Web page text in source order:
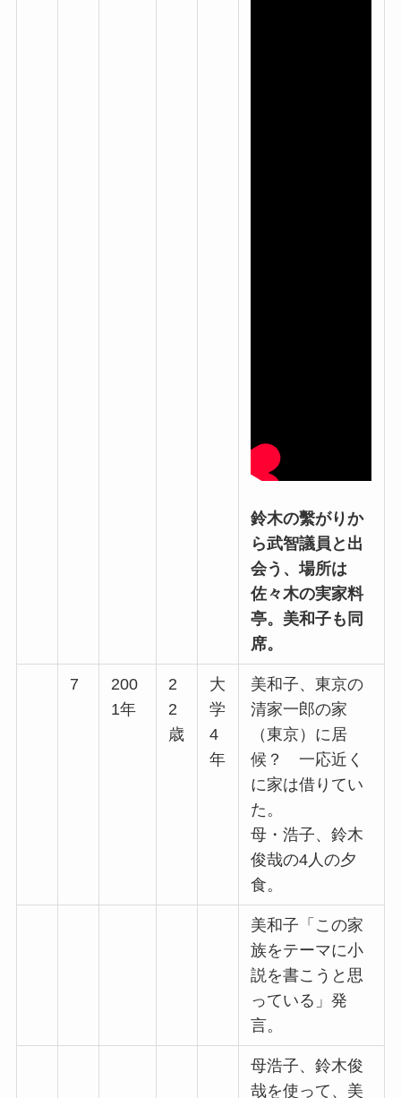
鈴木の繫がりか
ら武智議員と出
会う、場所は
佐々木の実家料
亭。美和子も同
席。
7
200
1年
2
2
歳
大
学
4
年
美和子、東京の
清家一郎の家
（東京）に居
候？ 一応近く
に家は借りてい
た。
母・浩子、鈴木
俊哉の4人の夕
食。
美和子「この家
族をテーマに小
説を書こうと思
っている」発
言。
母浩子、鈴木俊
哉を使って、美